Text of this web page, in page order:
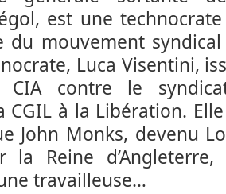
est une
du mouvement
Luca Visentini,
contre le
CGIL à la Libération.
John Monks, devenu
Reine
travailleuse…